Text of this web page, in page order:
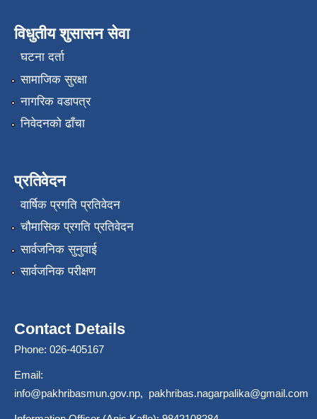
विधुतीय शुसासन सेवा
घटना दर्ता
सामाजिक सुरक्षा
नागरिक वडापत्र
निवेदनको ढाँचा
प्रतिवेदन
वार्षिक प्रगति प्रतिवेदन
चौमासिक प्रगति प्रतिवेदन
सार्वजनिक सुनुवाई
सार्वजनिक परीक्षण
Contact Details
Phone: 026-405167
Email:
info@pakhribasmun.gov.np, pakhribas.nagarpalika@gmail.com